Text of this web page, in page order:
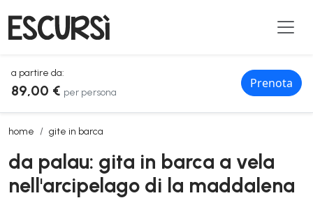
a partire da:
89,00 € per persona
Prenota
home gite in barca
da palau: gita in barca a vela nell'arcipelago di la maddalena
da palau: gita in barca a vela
nell'arcipelago di la maddalena